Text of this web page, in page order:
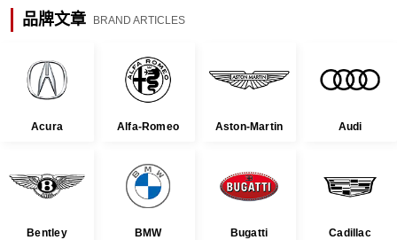
品牌文章 BRAND ARTICLES
Acura Alfa-Romeo Aston-Martin Audi
Bentley BMW Bugatti Cadillac